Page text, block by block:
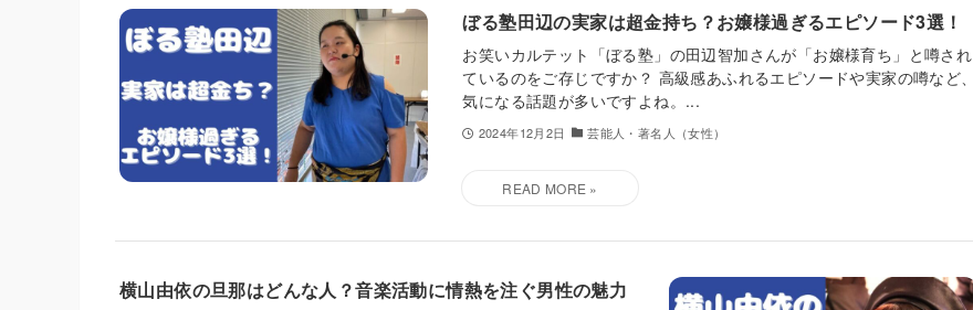
ぼる塾田辺の実家は超金持ち？お嬢様過ぎるエピソード3選！
お笑いカルテット「ぼる塾」の田辺智加さんが「お嬢様育ち」と噂され
ているのをご存じですか？ 高級感あふれるエピソードや実家の噂など、
気になる話題が多いですよね。...
2024年12月2日 芸能人・著名人（女性）
横山由依の旦那はどんな人？音楽活動に情熱を注ぐ男性の魅力